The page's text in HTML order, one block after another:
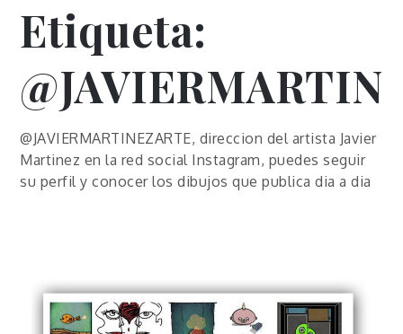
Etiqueta:
@JAVIERMARTINEZARTE, direccion del artista Javier
Martinez en la red social Instagram, puedes seguir
su perfil y conocer los dibujos que publica dia a dia